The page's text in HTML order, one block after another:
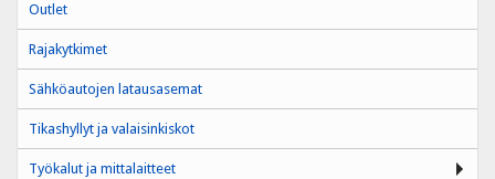
Outlet
Rajakytkimet
Sähköautojen latausasemat
Tikashyllyt ja valaisinkiskot
Työkalut ja mittalaitteet